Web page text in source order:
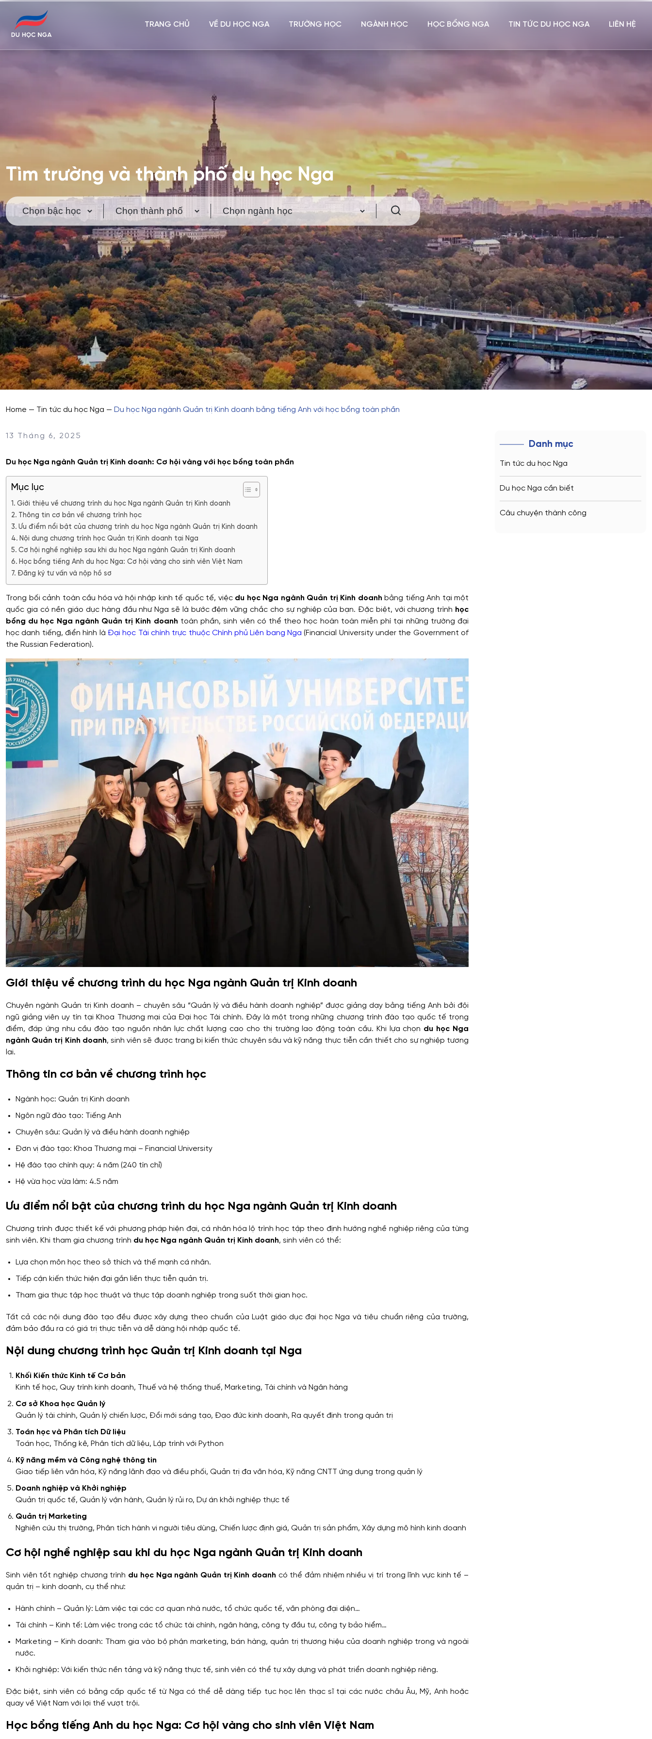
TRANG CHỦ VỀ DU HỌC NGA TRƯỜNG HỌC NGÀNH HỌC HỌC BỔNG NGA TIN TỨC DU HỌC NGA LIÊN HỆ
Tìm trường và thành phố du học Nga
Home — Tin tức du học Nga — Du học Nga ngành Quản trị Kinh doanh bằng tiếng Anh với học bổng toàn phần
13 Tháng 6, 2025
Du học Nga ngành Quản trị Kinh doanh: Cơ hội vàng với học bổng toàn phần
Mục lục
Giới thiệu về chương trình du học Nga ngành Quản trị Kinh doanh
Thông tin cơ bản về chương trình học
Ưu điểm nổi bật của chương trình du học Nga ngành Quản trị Kinh doanh
Nội dung chương trình học Quản trị Kinh doanh tại Nga
Cơ hội nghề nghiệp sau khi du học Nga ngành Quản trị Kinh doanh
Học bổng tiếng Anh du học Nga: Cơ hội vàng cho sinh viên Việt Nam
Đăng ký tư vấn và nộp hồ sơ
Trong bối cảnh toàn cầu hóa và hội nhập kinh tế quốc tế, việc du học Nga ngành Quản trị Kinh doanh bằng tiếng Anh tại một
quốc gia có nền giáo dục hàng đầu như Nga sẽ là bước đệm vững chắc cho sự nghiệp của bạn. Đặc biệt, với chương trình học
bổng du học Nga ngành Quản trị Kinh doanh toàn phần, sinh viên có thể theo học hoàn toàn miễn phí tại những trường đại
học danh tiếng, điển hình là Đại học Tài chính trực thuộc Chính phủ Liên bang Nga (Financial University under the Government of
the Russian Federation).
Giới thiệu về chương trình du học Nga ngành Quản trị Kinh doanh
Chuyên ngành Quản trị Kinh doanh – chuyên sâu “Quản lý và điều hành doanh nghiệp” được giảng dạy bằng tiếng Anh bởi đội
ngũ giảng viên uy tín tại Khoa Thương mại của Đại học Tài chính. Đây là một trong những chương trình đào tạo quốc tế trọng
điểm, đáp ứng nhu cầu đào tạo nguồn nhân lực chất lượng cao cho thị trường lao động toàn cầu. Khi lựa chọn du học Nga
ngành Quản trị Kinh doanh, sinh viên sẽ được trang bị kiến thức chuyên sâu và kỹ năng thực tiễn cần thiết cho sự nghiệp tương
lai.
Thông tin cơ bản về chương trình học
Ngành học: Quản trị Kinh doanh
Ngôn ngữ đào tạo: Tiếng Anh
Chuyên sâu: Quản lý và điều hành doanh nghiệp
Đơn vị đào tạo: Khoa Thương mại – Financial University
Hệ đào tạo chính quy: 4 năm (240 tín chỉ)
Hệ vừa học vừa làm: 4.5 năm
Ưu điểm nổi bật của chương trình du học Nga ngành Quản trị Kinh doanh
Chương trình được thiết kế với phương pháp hiện đại, cá nhân hóa lộ trình học tập theo định hướng nghề nghiệp riêng của từng
sinh viên. Khi tham gia chương trình du học Nga ngành Quản trị Kinh doanh, sinh viên có thể:
Lựa chọn môn học theo sở thích và thế mạnh cá nhân.
Tiếp cận kiến thức hiện đại gắn liền thực tiễn quản trị.
Tham gia thực tập học thuật và thực tập doanh nghiệp trong suốt thời gian học.
Tất cả các nội dung đào tạo đều được xây dựng theo chuẩn của Luật giáo dục đại học Nga và tiêu chuẩn riêng của trường,
đảm bảo đầu ra có giá trị thực tiễn và dễ dàng hội nhập quốc tế.
Nội dung chương trình học Quản trị Kinh doanh tại Nga
Khối Kiến thức Kinh tế Cơ bản
Kinh tế học, Quy trình kinh doanh, Thuế và hệ thống thuế, Marketing, Tài chính và Ngân hàng
Cơ sở Khoa học Quản lý
Quản lý tài chính, Quản lý chiến lược, Đổi mới sáng tạo, Đạo đức kinh doanh, Ra quyết định trong quản trị
Toán học và Phân tích Dữ liệu
Toán học, Thống kê, Phân tích dữ liệu, Lập trình với Python
Kỹ năng mềm và Công nghệ thông tin
Giao tiếp liên văn hóa, Kỹ năng lãnh đạo và điều phối, Quản trị đa văn hóa, Kỹ năng CNTT ứng dụng trong quản lý
Doanh nghiệp và Khởi nghiệp
Quản trị quốc tế, Quản lý vận hành, Quản lý rủi ro, Dự án khởi nghiệp thực tế
Quản trị Marketing
Nghiên cứu thị trường, Phân tích hành vi người tiêu dùng, Chiến lược định giá, Quản trị sản phẩm, Xây dựng mô hình kinh doanh
Cơ hội nghề nghiệp sau khi du học Nga ngành Quản trị Kinh doanh
Sinh viên tốt nghiệp chương trình du học Nga ngành Quản trị Kinh doanh có thể đảm nhiệm nhiều vị trí trong lĩnh vực kinh tế –
quản trị – kinh doanh, cụ thể như:
Hành chính – Quản lý: Làm việc tại các cơ quan nhà nước, tổ chức quốc tế, văn phòng đại diện…
Tài chính – Kinh tế: Làm việc trong các tổ chức tài chính, ngân hàng, công ty đầu tư, công ty bảo hiểm…
Marketing – Kinh doanh: Tham gia vào bộ phận marketing, bán hàng, quản trị thương hiệu của doanh nghiệp trong và ngoài
nước.
Khởi nghiệp: Với kiến thức nền tảng và kỹ năng thực tế, sinh viên có thể tự xây dựng và phát triển doanh nghiệp riêng.
Đặc biệt, sinh viên có bằng cấp quốc tế từ Nga có thể dễ dàng tiếp tục học lên thạc sĩ tại các nước châu Âu, Mỹ, Anh hoặc
quay về Việt Nam với lợi thế vượt trội.
Học bổng tiếng Anh du học Nga: Cơ hội vàng cho sinh viên Việt Nam
Danh mục
Tin tức du học Nga
Du học Nga cần biết
Câu chuyện thành công